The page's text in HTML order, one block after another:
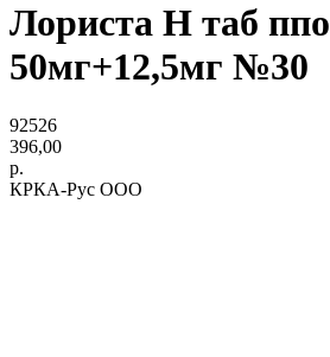
Лориста Н таб ппо
50мг+12,5мг №30
92526
396,00
р.
КРКА-Рус ООО